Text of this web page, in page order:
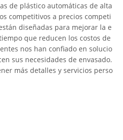
de plástico automáticas de alta
competitivos a precios competi
diseñadas para mejorar la e
que reducen los costos de
nos han confiado en solucio
sus necesidades de envasado.
más detalles y servicios perso